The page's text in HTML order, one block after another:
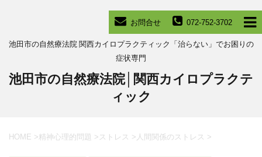
072-752-3702
お問合せ
池田市の自然療法院 関西カイロプラクティック「治らない」でお困りの
症状専門
池田市の自然療法院│関西カイロプラクテ
ィック
HOME >精神心理的問題 > ストレス > 人間関係のストレス >